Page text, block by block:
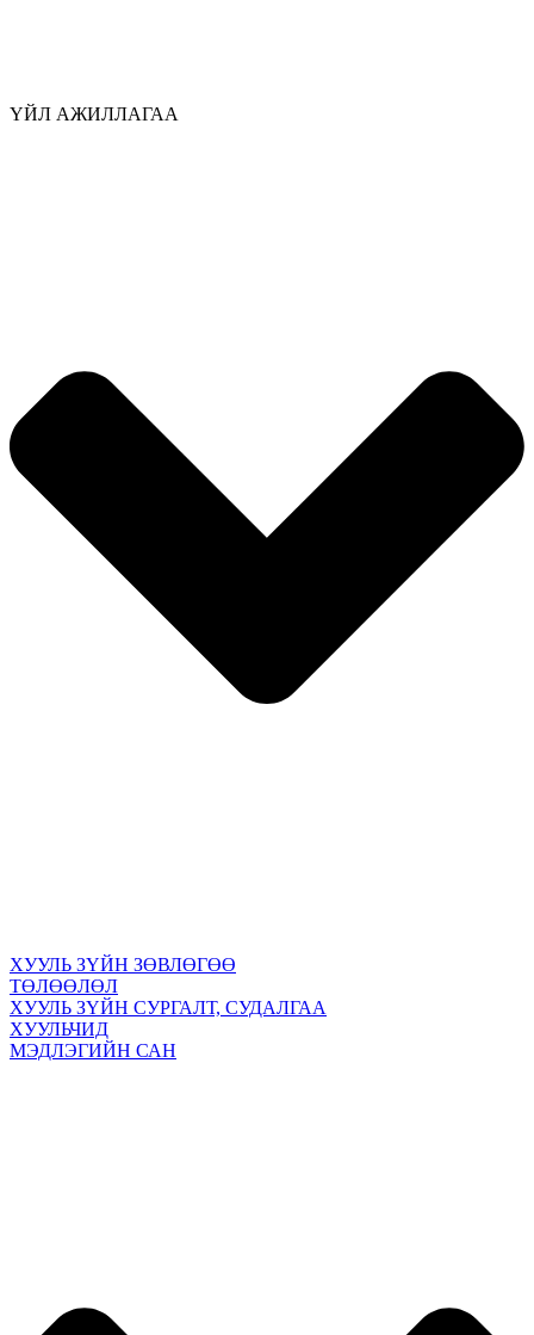
ҮЙЛ АЖИЛЛАГАА
ХУУЛЬ ЗҮЙН ЗӨВЛӨГӨӨ
ТӨЛӨӨЛӨЛ
ХУУЛЬ ЗҮЙН СУРГАЛТ, СУДАЛГАА
ХУУЛЬЧИД
МЭДЛЭГИЙН САН